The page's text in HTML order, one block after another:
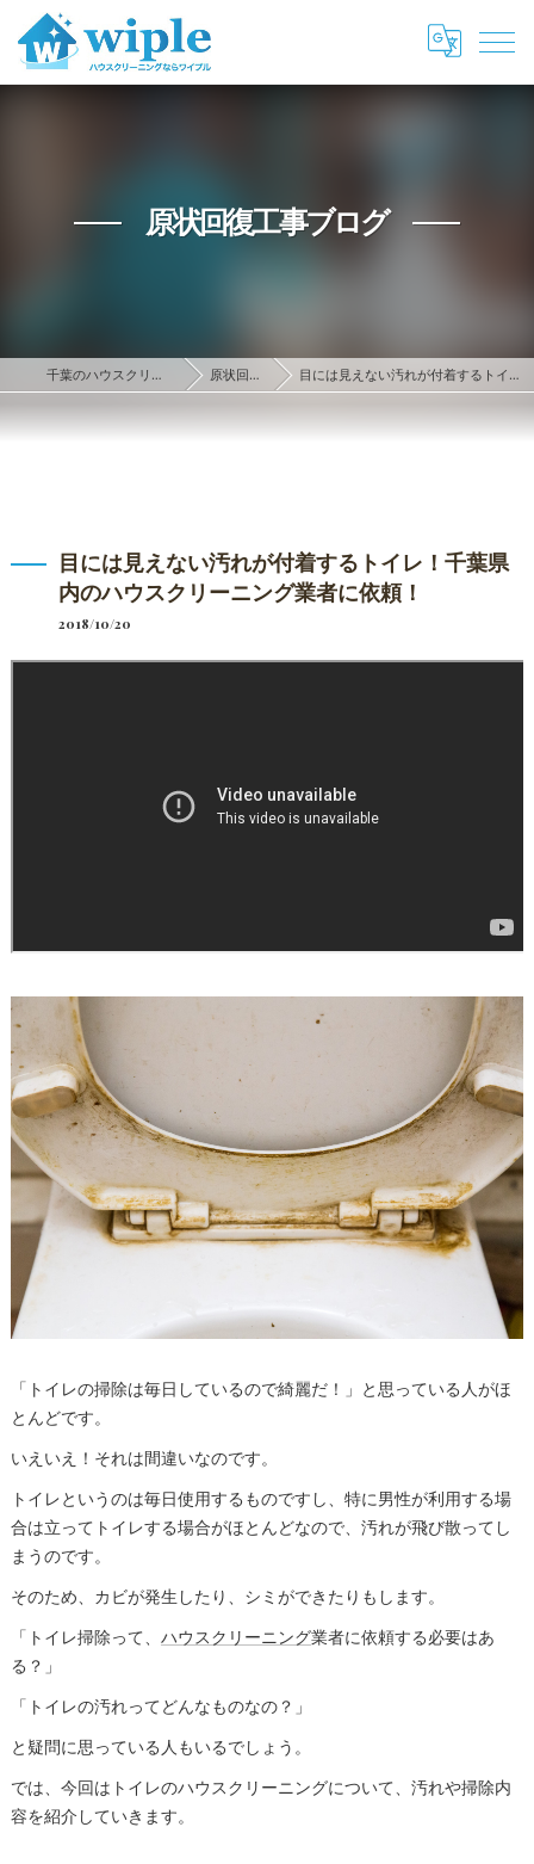
原状回復工事ブログ
千葉のハウスクリーニング・原状回復ならwiple 原状回復工事ブログ 目には見えない汚れが付着するトイレ！千葉県内のハウスクリーニング業者に依頼！
目には見えない汚れが付着するトイレ！千葉県
内のハウスクリーニング業者に依頼！
2018/10/20
「トイレの掃除は毎日しているので綺麗だ！」と思っている人がほ
とんどです。
いえいえ！それは間違いなのです。
トイレというのは毎日使用するものですし、特に男性が利用する場
合は立ってトイレする場合がほとんどなので、汚れが飛び散ってし
まうのです。
そのため、カビが発生したり、シミができたりもします。
「トイレ掃除って、 ハウスクリーニング業者に依頼する必要はあ
る？」
「トイレの汚れってどんなものなの？」
と疑問に思っている人もいるでしょう。
では、今回はトイレのハウスクリーニングについて、汚れや掃除内
容を紹介していきます。